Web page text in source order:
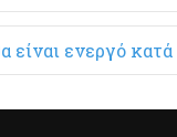
είναι ενεργό